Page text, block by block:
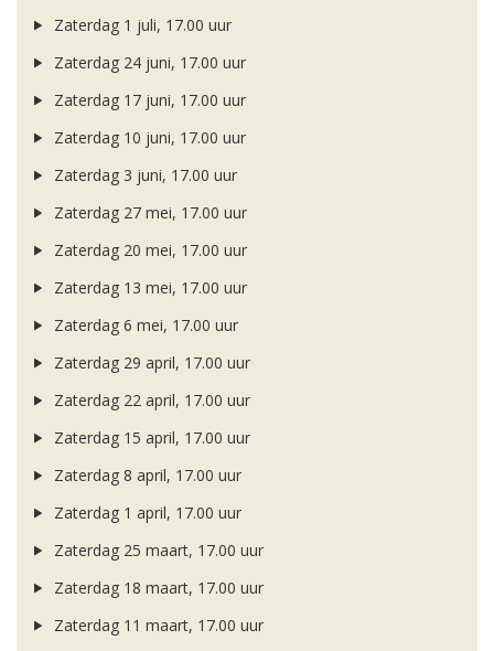
Zaterdag 1 juli, 17.00 uur
Zaterdag 24 juni, 17.00 uur
Zaterdag 17 juni, 17.00 uur
Zaterdag 10 juni, 17.00 uur
Zaterdag 3 juni, 17.00 uur
Zaterdag 27 mei, 17.00 uur
Zaterdag 20 mei, 17.00 uur
Zaterdag 13 mei, 17.00 uur
Zaterdag 6 mei, 17.00 uur
Zaterdag 29 april, 17.00 uur
Zaterdag 22 april, 17.00 uur
Zaterdag 15 april, 17.00 uur
Zaterdag 8 april, 17.00 uur
Zaterdag 1 april, 17.00 uur
Zaterdag 25 maart, 17.00 uur
Zaterdag 18 maart, 17.00 uur
Zaterdag 11 maart, 17.00 uur